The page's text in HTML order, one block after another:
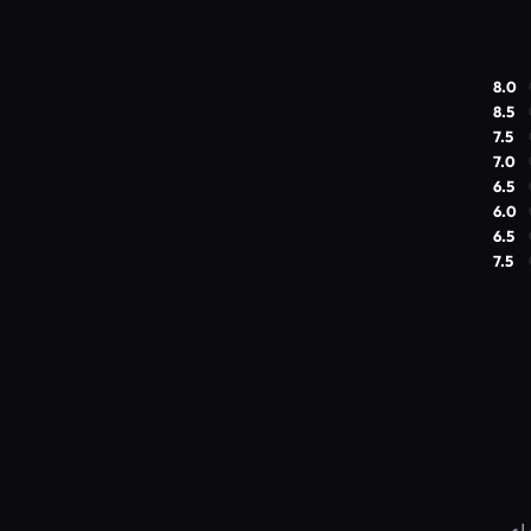
8.0
8.5
7.5
7.0
6.5
6.0
6.5
7.5